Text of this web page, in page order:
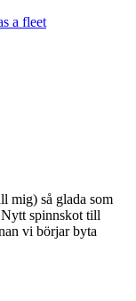
a fleet
mig) så glada som
spinnskot till
vi börjar byta